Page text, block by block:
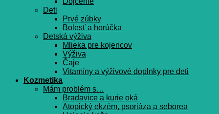
Deti
Prvé zúbky
Bolesť a horúčka
Detská výživa
Mlieka pre kojencov
Výživa
Čaje
Vitamíny a výživové doplnky pre deti
Kozmetika
Mám problém s…
Bradavice a kurie oká
Atopický ekzém, psoriáza a seborea